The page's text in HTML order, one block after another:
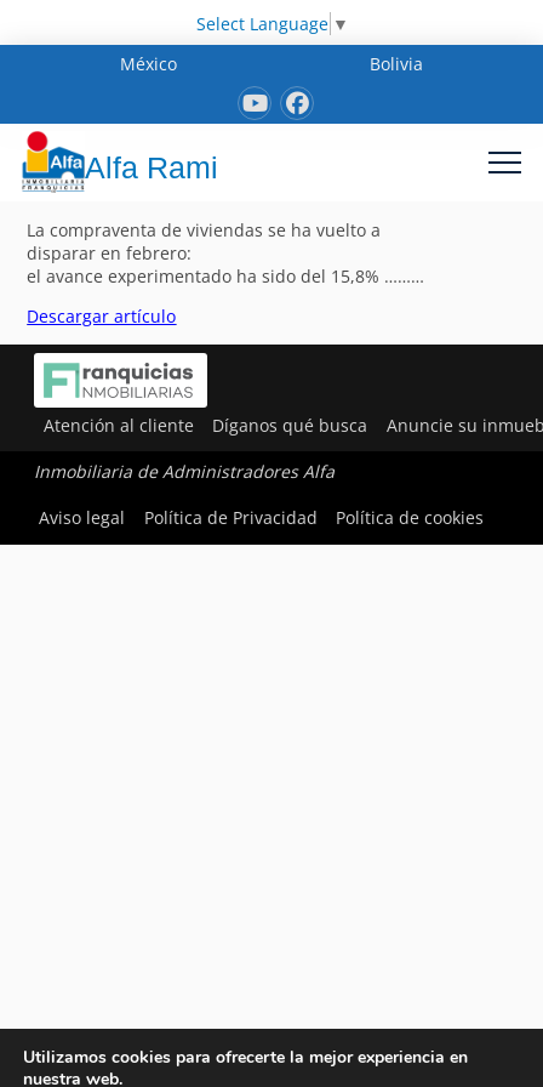
Select Language ▼
México
Bolivia
Alfa Rami
La compraventa de viviendas se ha vuelto a
disparar en febrero:
el avance experimentado ha sido del 15,8% ………
Descargar artículo
Atención al cliente Díganos qué busca Anuncie su
Inmobiliaria de Administradores Alfa
Aviso legal
Política de Privacidad Política de cookies
Utilizamos cookies para ofrecerte la mejor experiencia en
nuestra web.